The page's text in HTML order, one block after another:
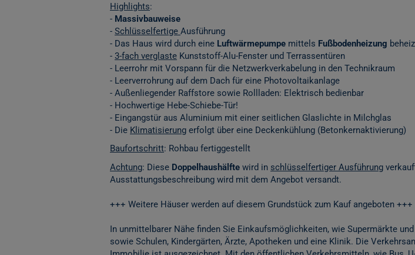
Highlights:
- Massivbauweise
- Schlüsselfertige Ausführung
​​​​- Das Haus wird durch eine Luftwärmepumpe mittels Fußbodenheizung
- 3-fach verglaste Kunststoff-Alu-Fenster und Terrassentüren
- Leerrohr mit Vorspann für die Netzwerkverkabelung in den Technikraum
- Leerverrohrung auf dem Dach für eine Photovoltaikanlage
- Außenliegender Raffstore sowie Rollladen: Elektrisch bedienbar
- Hochwertige Hebe-Schiebe-Tür!
- Eingangstür aus Aluminium mit einer seitlichen Glaslichte in Milchglas
- Die Klimatisierung erfolgt über eine Deckenkühlung (Betonkernaktivierung)
Baufortschritt: Rohbau fertiggestellt
Achtung: Diese Doppelhaushälfte wird in schlüsselfertiger Ausführung
Ausstattungsbeschreibung wird mit dem Angebot versandt.
+++ Weitere Häuser werden auf diesem Grundstück zum Kauf angeboten +++
In unmittelbarer Nähe finden Sie Einkaufsmöglichkeiten, wie Supermärkte
sowie Schulen, Kindergärten, Ärzte, Apotheken und eine Klinik. Die